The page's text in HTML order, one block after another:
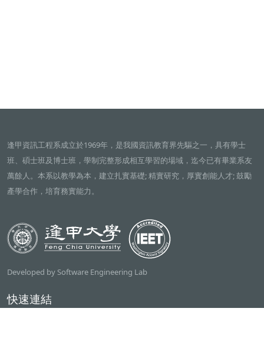
逢甲資訊工程系成立於1969年，是我國資訊教育界先驅之一，具有學士
班、碩士班及博士班，學制完整形成相互學習的場域，迄今已有畢業系友
萬餘人。本系以教學為本，建立扎實基礎; 精實研究，厚實創能人才; 鼓勵
產學合作，培育務實能力。
Developed by Software Engineering Lab
快速連結